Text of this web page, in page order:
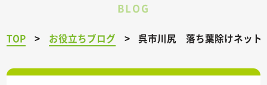
BLOG
TOP お役立ちブログ 呉市川尻 落ち葉除けネッ